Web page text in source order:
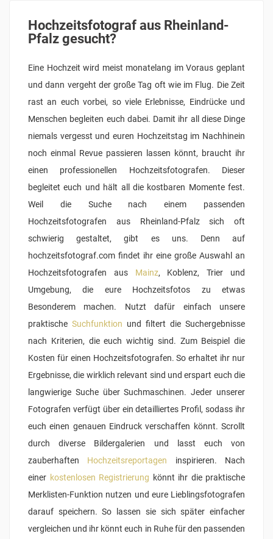
Hochzeitsfotograf aus Rheinland-
Pfalz gesucht?
Eine Hochzeit wird meist monatelang im Voraus geplant
und dann vergeht der große Tag oft wie im Flug. Die Zeit
rast an euch vorbei, so viele Erlebnisse, Eindrücke und
Menschen begleiten euch dabei. Damit ihr all diese Dinge
niemals vergesst und euren Hochzeitstag im Nachhinein
noch einmal Revue passieren lassen könnt, braucht ihr
einen professionellen Hochzeitsfotografen. Dieser
begleitet euch und hält all die kostbaren Momente fest.
Weil die Suche nach einem passenden
Hochzeitsfotografen aus Rheinland-Pfalz sich oft
schwierig gestaltet, gibt es uns. Denn auf
hochzeitsfotograf.com findet ihr eine große Auswahl an
Hochzeitsfotografen aus Mainz, Koblenz, Trier und
Umgebung, die eure Hochzeitsfotos zu etwas
Besonderem machen. Nutzt dafür einfach unsere
praktische Suchfunktion und filtert die Suchergebnisse
nach Kriterien, die euch wichtig sind. Zum Beispiel die
Kosten für einen Hochzeitsfotografen. So erhaltet ihr nur
Ergebnisse, die wirklich relevant sind und erspart euch die
langwierige Suche über Suchmaschinen. Jeder unserer
Fotografen verfügt über ein detailliertes Profil, sodass ihr
euch einen genauen Eindruck verschaffen könnt. Scrollt
durch diverse Bildergalerien und lasst euch von
zauberhaften Hochzeitsreportagen inspirieren. Nach
einer kostenlosen Registrierung könnt ihr die praktische
Merklisten-Funktion nutzen und eure Lieblingsfotografen
darauf speichern. So lassen sie sich später einfacher
vergleichen und ihr könnt euch in Ruhe für den passenden